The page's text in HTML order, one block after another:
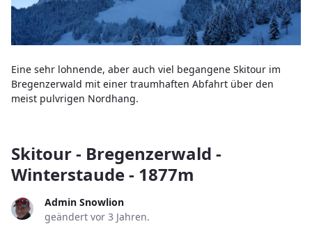
Eine sehr lohnende, aber auch viel begangene Skitour im
Bregenzerwald mit einer traumhaften Abfahrt über den
meist pulvrigen Nordhang.
Skitour - Bregenzerwald -
Winterstaude - 1877m
Admin Snowlion
geändert vor 3 Jahren.